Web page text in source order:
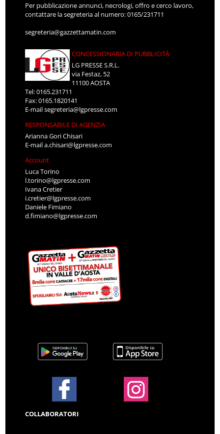
Per pubblicazione annunci, necrologi, offro e cerco lavoro,
contattare la segreteria al numero: 0165/231711
segreteria@gazzettamatin.com
CONCESSIONARIA DI PUBBLICITÀ
LG PRESSE S.R.L.
via Festaz, 52
11100 AOSTA
Tel: 0165.231711
Fax: 0165.1820141
E-mailsegreteria@lgpresse.com
RESPONSABILE DI AGENZIA
Arianna Gori Chisari
E-maila.chisari@lgpresse.com
Account
Luca Torino
l.torino@lgpresse.com
Ivana Cretier
i.cretier@lgpresse.com
Daniele Fimiano
d.fimiano@lgpresse.com
COLLABORATORI